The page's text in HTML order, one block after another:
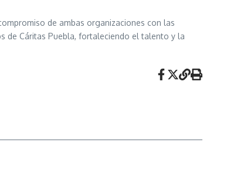
de ambas organizaciones con las
de Cáritas Puebla, fortaleciendo el talento y la